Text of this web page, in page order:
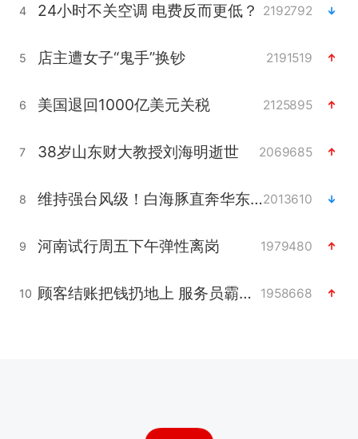
4 24小时不关空调 电费反而更低？ 2192792
5 店主遭女子“鬼手”换钞 2191519
6 美国退回1000亿美元关税 2125895
7 38岁山东财大教授刘海明逝世 2069685
8 维持强台风级！白海豚直奔华东沿海2013610
9 河南试行周五下午弹性离岗 1979480
10 顾客结账把钱扔地上 服务员霸气扔回 1958668